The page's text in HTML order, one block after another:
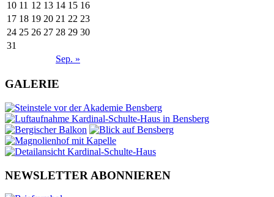
Sep. »
10 11 12 13 14 15 16
17 18 19 20 21 22 23
24 25 26 27 28 29 30
31
GALERIE
NEWSLETTER ABONNIEREN